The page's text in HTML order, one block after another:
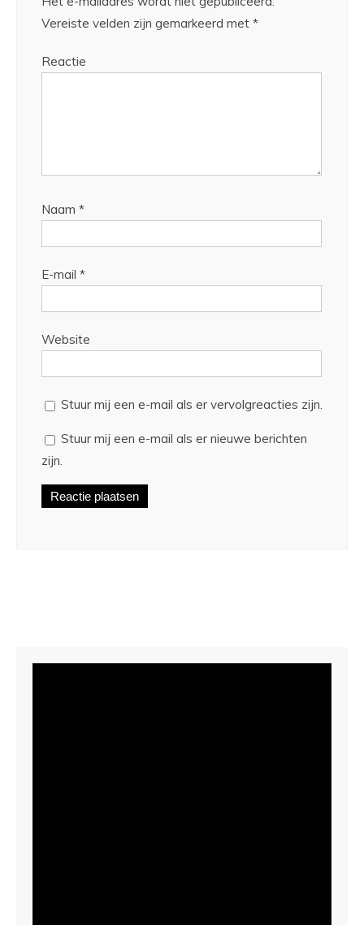
Vereiste velden zijn gemarkeerd met *
Reactie
Naam *
E-mail *
Website
Stuur mij een e-mail als er vervolgreacties zijn.
Stuur mij een e-mail als er nieuwe berichten
zijn.